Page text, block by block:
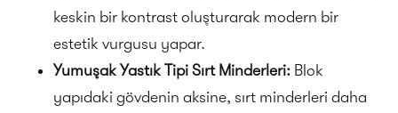
keskin bir kontrast oluşturarak modern bir
estetik vurgusu yapar.
Yumuşak Yastık Tipi Sırt Minderleri: Blok
yapıdaki gövdenin aksine, sırt minderleri daha